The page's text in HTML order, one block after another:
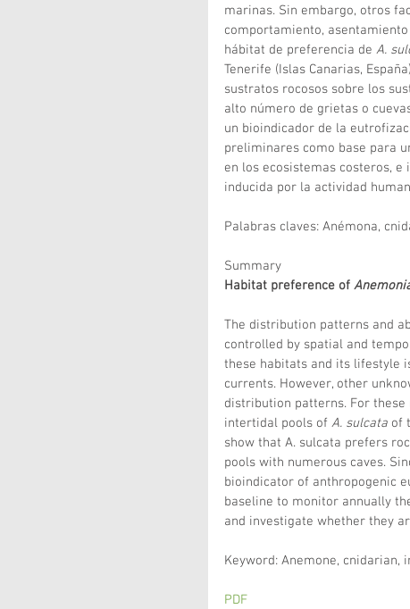
marinas. Sin embargo, otros
comportamiento,
hábitat de preferencia de A.
Tenerife (Islas Canarias,
sustratos rocosos sobre los
alto número de grietas o
un bioindicador de la
preliminares como base para
en los ecosistemas costeros,
inducida por la actividad
Palabras claves: Anémona,
Summary
Habitat preference of
The distribution patterns and
controlled by spatial and
these habitats and its lifestyle
currents. However, other
distribution patterns. For
intertidal pools of A. sulcata of
show that A. sulcata prefers
pools with numerous caves.
bioindicator of anthropogenic
baseline to monitor annually
and investigate whether they
Keyword: Anemone, cnidarian,
PDF